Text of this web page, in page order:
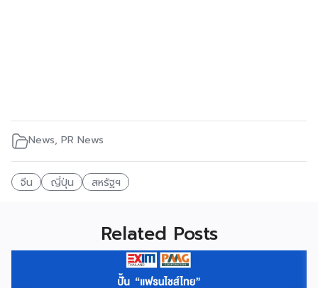
News, PR News
จีน ญี่ปุ่น สหรัฐฯ
Related Posts